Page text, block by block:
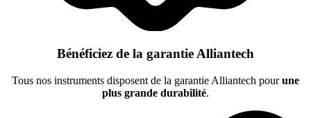
Bénéficiez de la garantie Alliantech
Tous nos instruments disposent de la garantie Alliantech pourune
plus grande durabilité.